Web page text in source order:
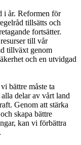
i år. Reformen för
tillsätts och
fortsätter.
till vår
tillväxt genom
och en utvidgad
bättre måste ta
delar av vårt land
Genom att stärka
skapa bättre
kan vi förbättra